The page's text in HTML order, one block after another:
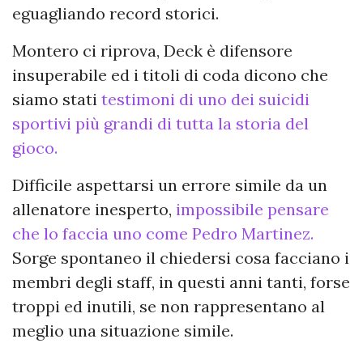
eguagliando record storici.
Montero ci riprova, Deck è difensore
insuperabile ed i titoli di coda dicono che
siamo stati testimoni di uno dei suicidi
sportivi più grandi di tutta la storia del
gioco.
Difficile aspettarsi un errore simile da un
allenatore inesperto, impossibile pensare
che lo faccia uno come Pedro Martinez.
Sorge spontaneo il chiedersi cosa facciano i
membri degli staff, in questi anni tanti, forse
troppi ed inutili, se non rappresentano al
meglio una situazione simile.